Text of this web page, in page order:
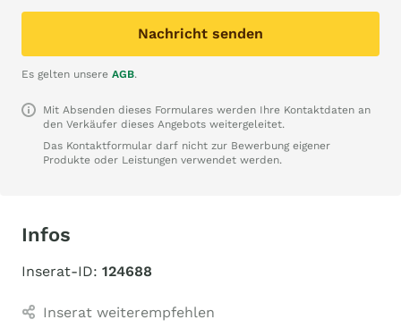
Nachricht senden
Es gelten unsere AGB.
Mit Absenden dieses Formulares werden Ihre Kontaktdaten an
den Verkäufer dieses Angebots weitergeleitet.
Das Kontaktformular darf nicht zur Bewerbung eigener
Produkte oder Leistungen verwendet werden.
Infos
Inserat-ID: 124688
Inserat weiterempfehlen